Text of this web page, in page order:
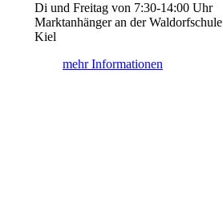
Di und Freitag von 7:30-14:00 Uhr
Marktanhänger an der Waldorfschule
Kiel
mehr Informationen